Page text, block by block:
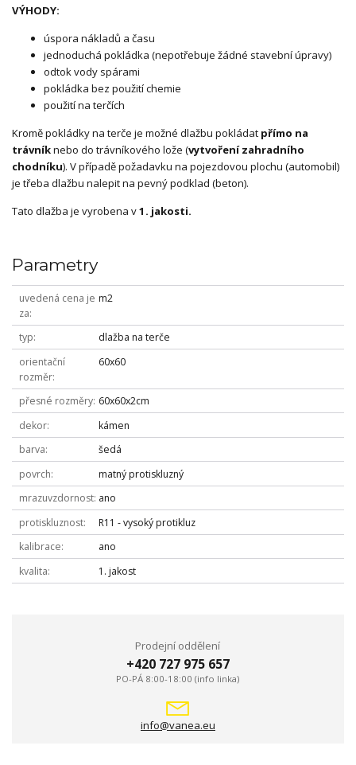
VÝHODY:
úspora nákladů a času
jednoduchá pokládka (nepotřebuje žádné stavební úpravy)
odtok vody spárami
pokládka bez použití chemie
použití na terčích
Kromě pokládky na terče je možné dlažbu pokládat přímo na
trávníknebo do trávníkového lože (vytvoření zahradního
chodníku). V případě požadavku na pojezdovou plochu (automobil)
je třeba dlažbu nalepit na pevný podklad (beton).
Tato dlažba je vyrobena v1. jakosti.
Parametry
uvedená cena je
za
m2
typ
dlažba na terče
orientační
rozměr
60x60
přesné rozměry 60x60x2cm
dekor
kámen
barva
šedá
povrch
matný protiskluzný
mrazuvzdornost ano
protiskluznost
R11 - vysoký protikluz
kalibrace
ano
kvalita
1. jakost
Prodejní oddělení
+420 727 975 657
PO-PÁ 8:00-18:00 (info linka)
info@vanea.eu